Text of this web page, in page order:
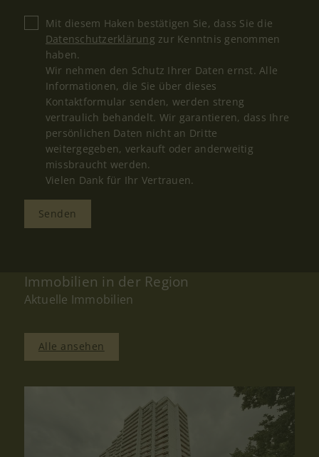
Mit diesem Haken bestätigen Sie, dass Sie die
Datenschutzerklärung zur Kenntnis genommen
haben.
Wir nehmen den Schutz Ihrer Daten ernst. Alle
Informationen, die Sie über dieses
Kontaktformular senden, werden streng
vertraulich behandelt. Wir garantieren, dass Ihre
persönlichen Daten nicht an Dritte
weitergegeben, verkauft oder anderweitig
missbraucht werden.
Vielen Dank für Ihr Vertrauen.
Senden
Immobilien in der Region
Aktuelle Immobilien
Alle ansehen